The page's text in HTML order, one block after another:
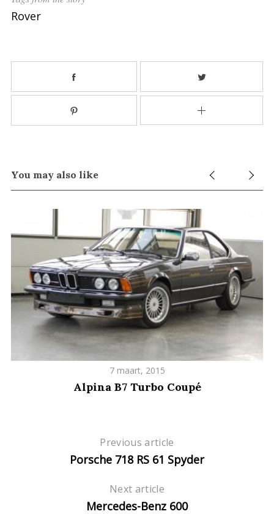
Rover
You may also like
7 maart, 2015
Alpina B7 Turbo Coupé
Previous article
Porsche 718 RS 61 Spyder
Next article
Mercedes-Benz 600